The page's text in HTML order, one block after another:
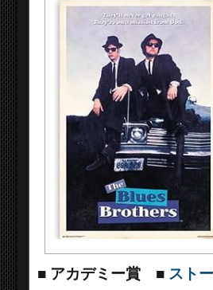
■ アカデミー賞 ■ スト